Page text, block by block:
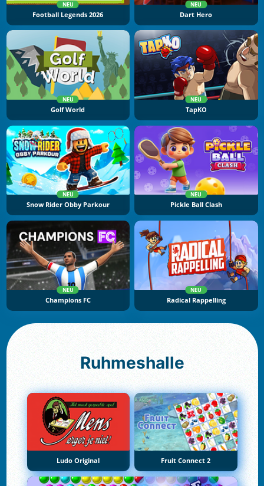
NEU
Football Legends 2026
NEU
Dart Hero
NEU
Golf World
NEU
TapKO
NEU
Snow Rider Obby Parkour
NEU
Pickle Ball Clash
NEU
Champions FC
NEU
Radical Rappelling
Ruhmeshalle
Ludo Original Fruit Connect 2